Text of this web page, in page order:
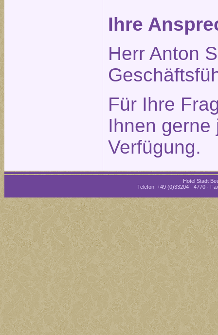
Ihre
Herr Anton
Für Ihre
Ihnen gerne
Verfügung.
Hotel Stadt
Telefon: +49 (0)33204 - 4770 ·